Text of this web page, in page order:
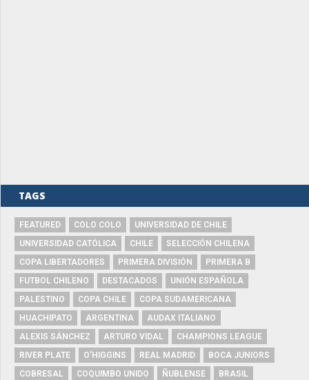
TAGS
FEATURED COLO COLO
UNIVERSIDAD DE CHILE
UNIVERSIDAD CATÓLICA
CHILE
SELECCIÓN CHILENA
COPA LIBERTADORES
PRIMERA DIVISIÓN
PRIMERA B
FUTBOL CHILENO
DESTACADOS
UNIÓN ESPAÑOLA
PALESTINO
COPA CHILE
COPA SUDAMERICANA
HUACHIPATO
ARGENTINA
AUDAX ITALIANO
ALEXIS SÁNCHEZ
ARTURO VIDAL
CHAMPIONS LEAGUE
RIVER PLATE
O'HIGGINS REAL MADRID
BOCA JUNIORS
COBRESAL
COQUIMBO UNIDO ÑUBLENSE
BRASIL